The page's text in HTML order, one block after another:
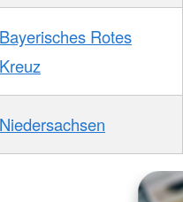
Bayerisches Rotes
Kreuz
Niedersachsen